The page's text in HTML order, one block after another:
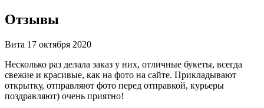
Отзывы
Вита 17 октября 2020
Несколько раз делала заказ у них, отличные букеты, всегда
свежие и красивые, как на фото на сайте. Прикладывают
открытку, отправляют фото перед отправкой, курьеры
поздравляют) очень приятно!